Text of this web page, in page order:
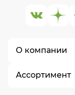
О компании
О нас
Ассортимент